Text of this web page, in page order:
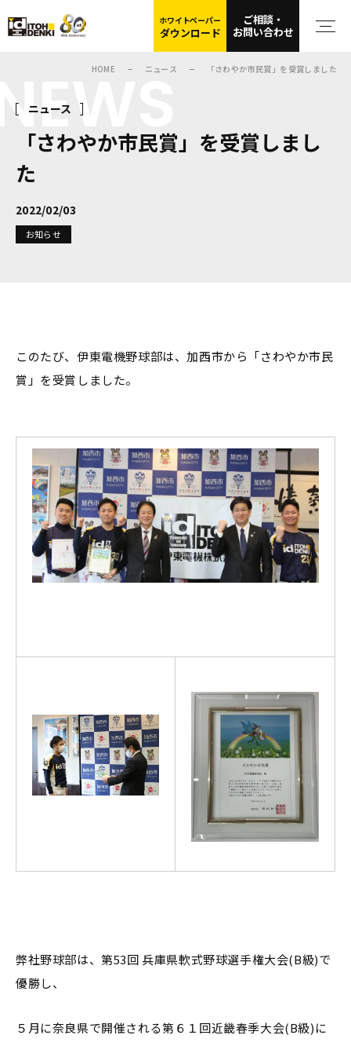
ホワイトペーパー
ダウンロード
ご相談・
お問い合わせ
HOME ニュース 「さわやか市民賞」を受賞しました
ニュース
「さわやか市民賞」を受賞しまし
た
2022/02/03
お知らせ
このたび、伊東電機野球部は、加西市から「さわやか市民
賞」を受賞しました。
弊社野球部は、第53回 兵庫県軟式野球選手権大会(B級)で
優勝し、
５月に奈良県で開催される第６１回近畿春季大会(B級)に